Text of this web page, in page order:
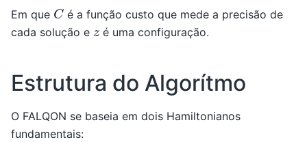
Em que C é a função custo que mede a precisão de
cada solução e z é uma configuração.
Estrutura do Algorítmo
O FALQON se baseia em dois Hamiltonianos
fundamentais: